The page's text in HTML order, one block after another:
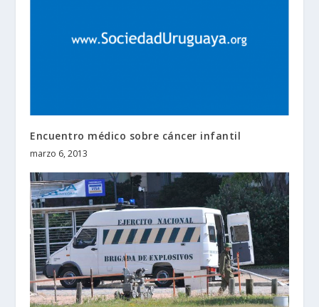
Encuentro médico sobre cáncer infantil
marzo 6, 2013